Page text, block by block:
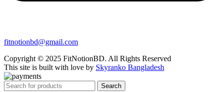
fitnotionbd@gmail.com
Copyright © 2025 FitNotionBD. All Rights Reserved
This site is built with love by Skyranko Bangladesh
Search